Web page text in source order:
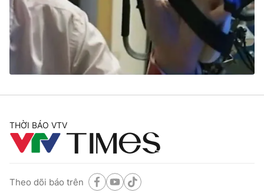
® Cấm sao chép dưới mọi hình thức nếu không có sự chấp
thuận bằng văn bản. Ghi rõ nguồn VTV.vn khi phát hành lại
thông tin từ website này.
THỜI BÁO VTV
Theo dõi báo trên